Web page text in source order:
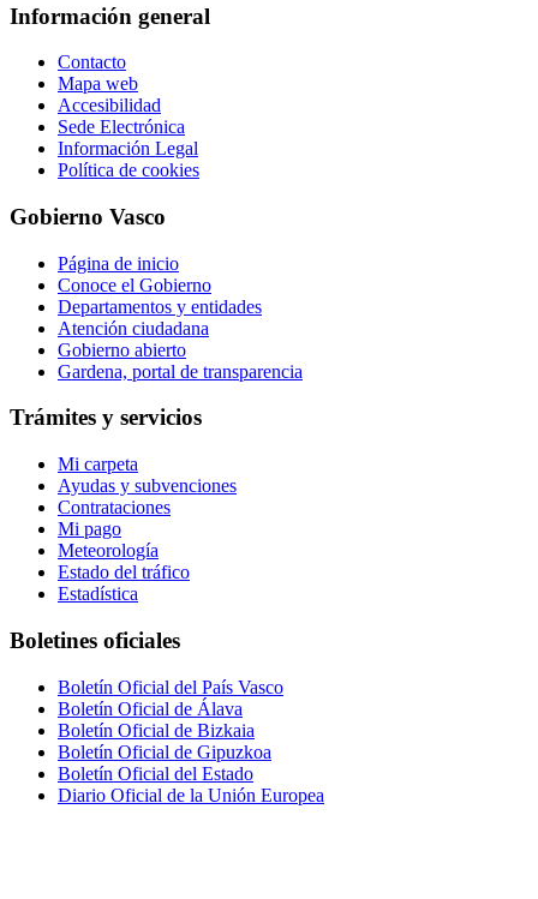
Información general
Contacto
Mapa web
Accesibilidad
Sede Electrónica
Información Legal
Política de cookies
Gobierno Vasco
Página de inicio
Conoce el Gobierno
Departamentos y entidades
Atención ciudadana
Gobierno abierto
Gardena, portal de transparencia
Trámites y servicios
Mi carpeta
Ayudas y subvenciones
Contrataciones
Mi pago
Meteorología
Estado del tráfico
Estadística
Boletines oficiales
Boletín Oficial del País Vasco
Boletín Oficial de Álava
Boletín Oficial de Bizkaia
Boletín Oficial de Gipuzkoa
Boletín Oficial del Estado
Diario Oficial de la Unión Europea